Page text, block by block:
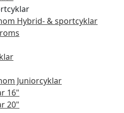
Hybrid- & sportcyklar
Juniorcyklar
16"
20"